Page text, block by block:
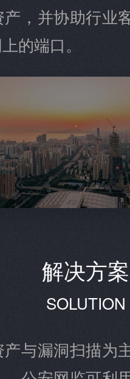
，并协助行业
的端口。
解决方案
SOLUTION
与漏洞扫描为